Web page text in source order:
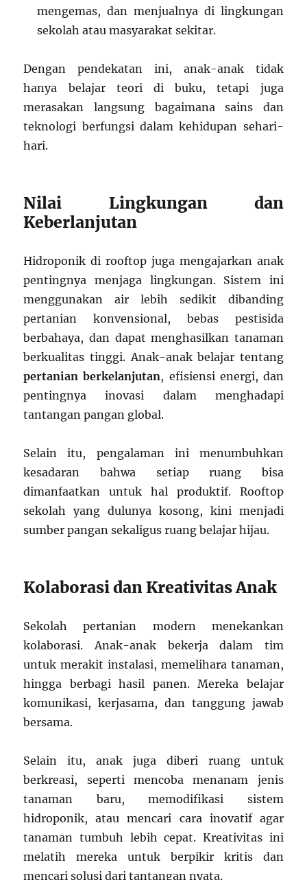
mengemas, dan menjualnya di lingkungan
sekolah atau masyarakat sekitar.
Dengan pendekatan ini, anak-anak tidak
hanya belajar teori di buku, tetapi juga
merasakan langsung bagaimana sains dan
teknologi berfungsi dalam kehidupan sehari-
hari.
Nilai Lingkungan dan
Keberlanjutan
Hidroponik di rooftop juga mengajarkan anak
pentingnya menjaga lingkungan. Sistem ini
menggunakan air lebih sedikit dibanding
pertanian konvensional, bebas pestisida
berbahaya, dan dapat menghasilkan tanaman
berkualitas tinggi. Anak-anak belajar tentang
pertanian berkelanjutan, efisiensi energi, dan
pentingnya inovasi dalam menghadapi
tantangan pangan global.
Selain itu, pengalaman ini menumbuhkan
kesadaran bahwa setiap ruang bisa
dimanfaatkan untuk hal produktif. Rooftop
sekolah yang dulunya kosong, kini menjadi
sumber pangan sekaligus ruang belajar hijau.
Kolaborasi dan Kreativitas Anak
Sekolah pertanian modern menekankan
kolaborasi. Anak-anak bekerja dalam tim
untuk merakit instalasi, memelihara tanaman,
hingga berbagi hasil panen. Mereka belajar
komunikasi, kerjasama, dan tanggung jawab
bersama.
Selain itu, anak juga diberi ruang untuk
berkreasi, seperti mencoba menanam jenis
tanaman baru, memodifikasi sistem
hidroponik, atau mencari cara inovatif agar
tanaman tumbuh lebih cepat. Kreativitas ini
melatih mereka untuk berpikir kritis dan
mencari solusi dari tantangan nyata.